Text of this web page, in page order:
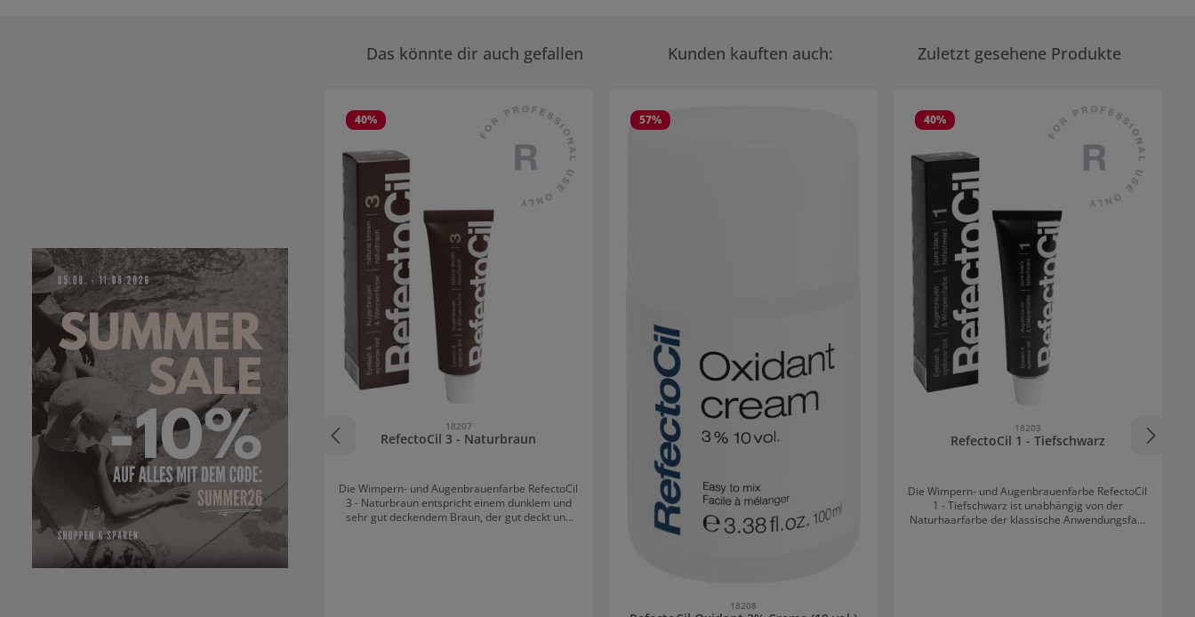
Das könnte dir auch gefallen Kunden kauften auch: Zuletzt gesehene Produkte
40%
18207
RefectoCil 3 - Naturbraun
Die Wimpern- und Augenbrauenfarbe RefectoCil
3 - Naturbraun entspricht einem dunklem und
sehr gut deckendem Braun, der gut deckt und
57%
18208
40%
18203
RefectoCil 1 - Tiefschwarz
Die Wimpern- und Augenbrauenfarbe RefectoCil
1 - Tiefschwarz ist unabhängig von der
Naturhaarfarbe der klassische Anwendungsfall.